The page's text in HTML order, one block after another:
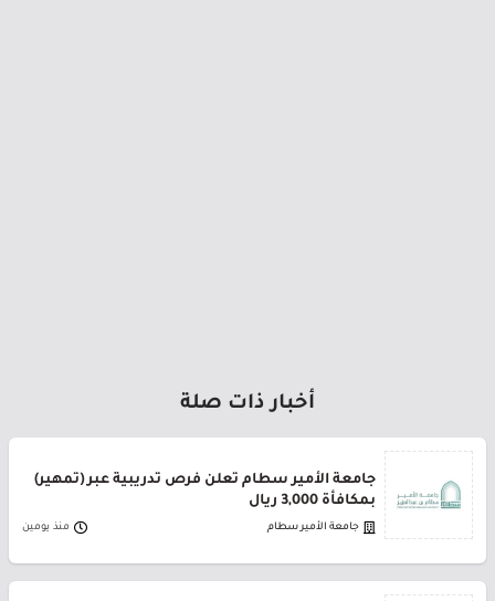
أخبار ذات صلة
جامعة الأمير سطام تعلن فرص تدريبية عبر (تمهير)
بمكافأة 3,000 ريال
جامعة الأمير سطام منذ يومين